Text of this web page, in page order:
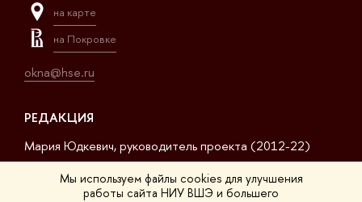
Мы используем файлы cookies для улучшения
работы сайта НИУ ВШЭ и большего
на карте
на Покровке
okna@hse.ru
РЕДАКЦИЯ
Мария Юдкевич, руководитель проекта (2012-22)
Дмитрий Дагаев, руководитель проекта (2022-23)